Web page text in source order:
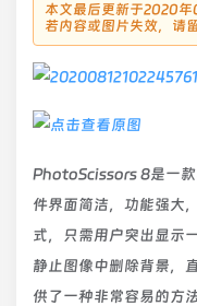
本文最后更新于2020年
若内容或图片失效，请
PhotoScissors 8是一
件界面简洁，功能强大
式，只需用户突出显示
静止图像中删除背景，
供了一种非常容易的方